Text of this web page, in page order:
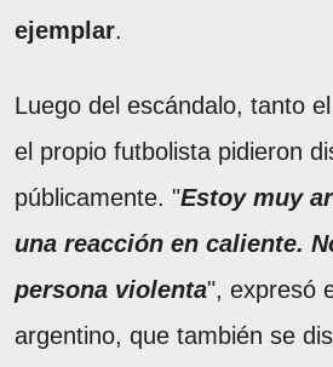
ejemplar.
Luego del escándalo, tanto
el propio futbolista pidieron
públicamente. "Estoy muy
una reacción en caliente.
persona violenta", expresó
argentino, que también se